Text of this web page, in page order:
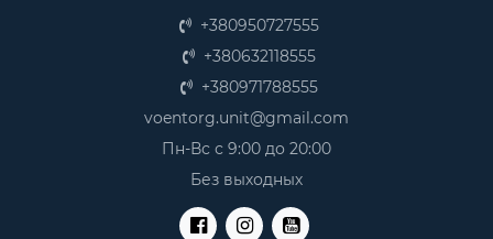
+380950727555
+380632118555
+380971788555
voentorg.unit@gmail.com
Пн-Вс с 9:00 до 20:00
Без выходных